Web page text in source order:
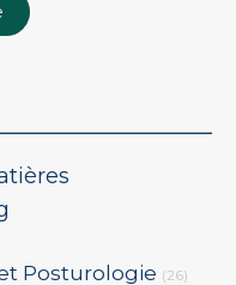
Posturologie (26)